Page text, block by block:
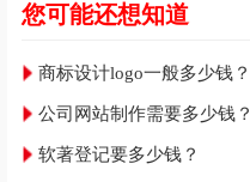
您可能还想知道
商标设计logo一般多少钱？
公司网站制作需要多少钱？
软著登记要多少钱？